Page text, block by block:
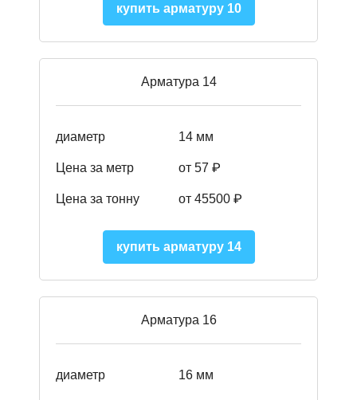
купить арматуру 10
Арматура 14
диаметр 14 мм
Цена за метр от 57 ₽
Цена за тонну от 45500 ₽
купить арматуру 14
Арматура 16
диаметр 16 мм